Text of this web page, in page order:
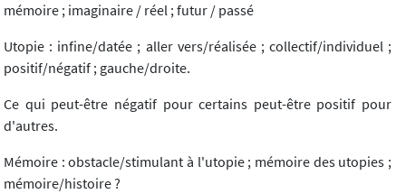
mémoire ; imaginaire / réel ; futur / passé
Utopie : infine/datée ; aller vers/réalisée ; collectif/individuel ;
positif/négatif ; gauche/droite.
Ce qui peut-être négatif pour certains peut-être positif pour
d'autres.
Mémoire : obstacle/stimulant à l'utopie ; mémoire des utopies ;
mémoire/histoire ?